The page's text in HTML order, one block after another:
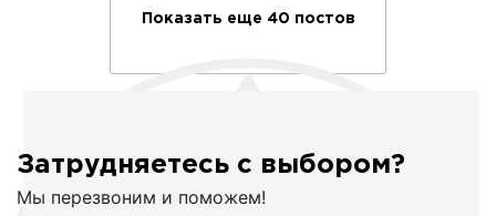
Показать еще 40 постов
Затрудняетесь с выбором?
Мы перезвоним и поможем!